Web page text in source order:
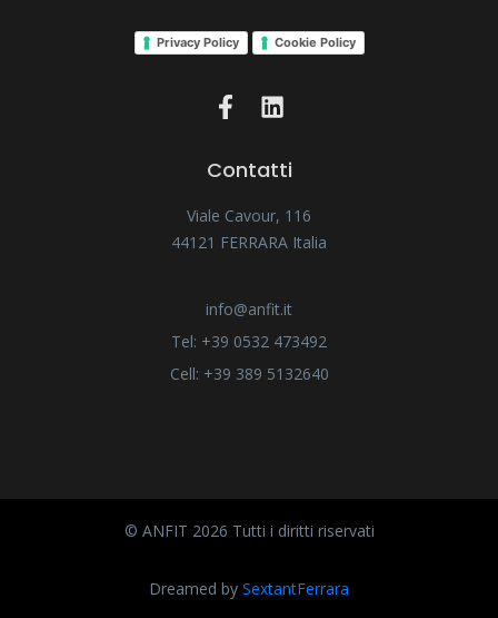
Privacy Policy Cookie Policy
Contatti
Viale Cavour, 116
44121 FERRARA Italia
info@anfit.it
Tel: +39 0532 473492
Cell: +39 389 5132640
© ANFIT 2026 Tutti i diritti riservati
Dreamed by SextantFerrara